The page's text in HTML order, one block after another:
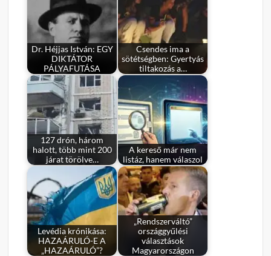
Dr. Héjjas István: EGY
DIKTÁTOR
PÁLYAFUTÁSA
Csendes ima a
sötétségben: Gyertyás
tiltakozás a…
127 drón, három
halott, több mint 200
járat törölve…
A kereső már nem
listáz, hanem válaszol
Levédia krónikása:
HAZAÁRULÓ-E A
„HAZAÁRULÓ”?
„Rendszerváltó”
országgyűlési
választások
Magyarországon